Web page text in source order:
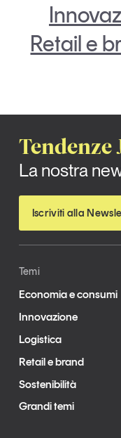
Retail e
Tendenze
La nostra
Iscriviti alla
Temi
Economia e consumi
Innovazione
Logistica
Retail e brand
Sostenibilità
Grandi temi